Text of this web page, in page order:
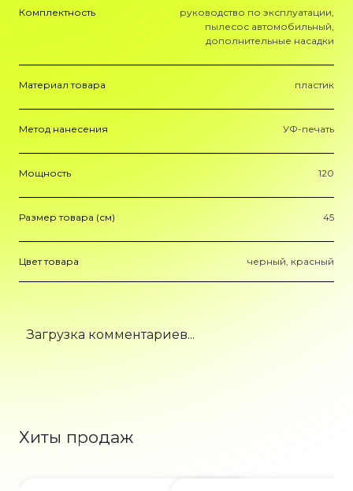
Комплектность
руководство по эксплуатации,
пылесос автомобильный,
дополнительные насадки
Материал товара пластик
Метод нанесения УФ-печать
Мощность 120
Размер товара (см) 45
Цвет товара черный, красный
Загрузка комментариев...
Хиты продаж